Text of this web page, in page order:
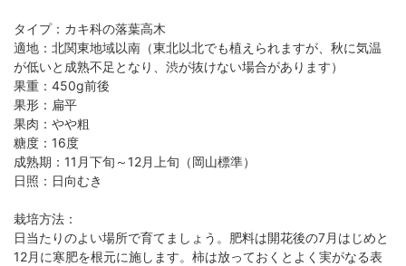
タイプ：カキ科の落葉高木
適地：北関東地域以南（東北以北でも植えられますが、秋に気温
が低いと成熟不足となり、渋が抜けない場合があります）
果重：450g前後
果形：扁平
果肉：やや粗
糖度：16度
成熟期：11月下旬～12月上旬（岡山標準）
日照：日向むき
栽培方法：
日当たりのよい場所で育てましょう。肥料は開花後の7月はじめと
12月に寒肥を根元に施します。柿は放っておくとよく実がなる表